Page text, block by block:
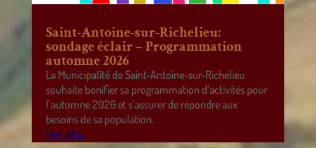
Saint-Antoine-sur-Richelieu:
sondage éclair – Programmation
automne 2026
La Municipalité de Saint-Antoine-sur-Richelieu
souhaite bonifier sa programmation d’activités pour
l’automne 2026 et s’assurer de répondre aux
besoins de sa population.
lire plus